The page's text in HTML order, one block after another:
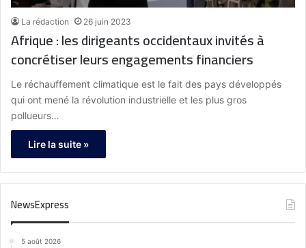
La rédaction 26 juin 2023
Afrique : les dirigeants occidentaux invités à
concrétiser leurs engagements financiers
Le réchauffement climatique est le fait des pays développés
qui ont mené la révolution industrielle et les plus gros
pollueurs…
Lire la suite »
NewsExpress
5 août 2026